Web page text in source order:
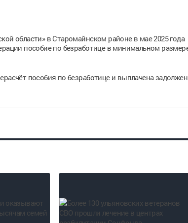
области» в Старомайнском районе в мае 2025 года
пособие по безработице в минимальном
пособия по безработице и выплачена